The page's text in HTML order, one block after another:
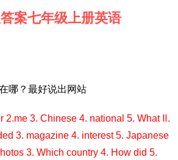
案七年级上册英语
哪？最好说出网站
2.me 3. Chinese 4. national 5. What Ⅱ.
3. magazine 4. interest 5. Japanese
3. Which country 4. How did 5.